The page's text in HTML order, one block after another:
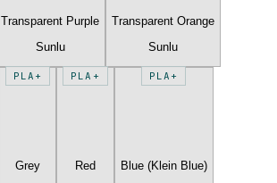
Transparent Purple
Sunlu
Transparent Orange
Sunlu
PLA+
Grey
PLA+
Red
PLA+
Blue (Klein Blue)